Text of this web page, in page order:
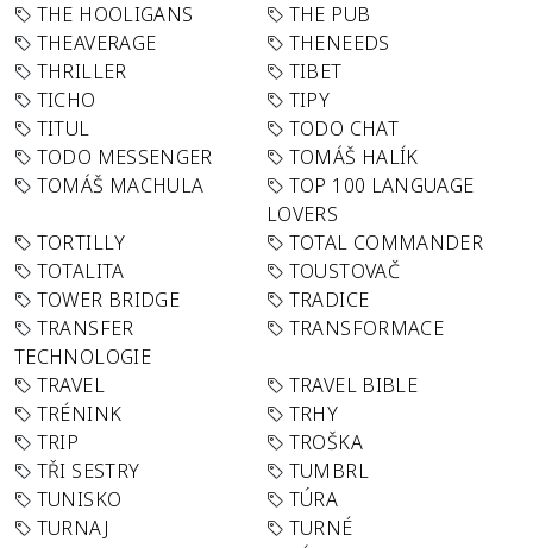
THE HOOLIGANS
THE PUB
THEAVERAGE
THENEEDS
THRILLER
TIBET
TICHO
TIPY
TITUL
TODO CHAT
TODO MESSENGER
TOMÁŠ HALÍK
TOMÁŠ MACHULA
TOP 100 LANGUAGE
LOVERS
TORTILLY
TOTAL COMMANDER
TOTALITA
TOUSTOVAČ
TOWER BRIDGE
TRADICE
TRANSFER
TECHNOLOGIE
TRANSFORMACE
TRAVEL
TRAVEL BIBLE
TRÉNINK
TRHY
TRIP
TROŠKA
TŘI SESTRY
TUMBRL
TUNISKO
TÚRA
TURNAJ
TURNÉ